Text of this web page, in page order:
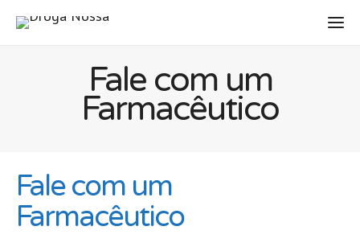
Fale com um
Farmacêutico
Fale com um
Farmacêutico